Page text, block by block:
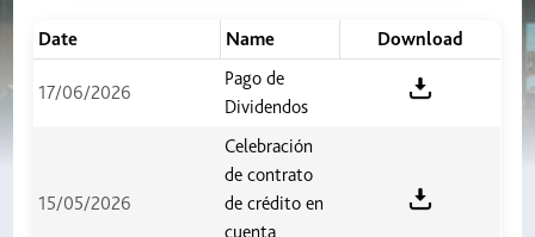
Date Name Download
17/06/2026
Pago de
Dividendos
15/05/2026
Celebración
de contrato
de crédito en
cuenta